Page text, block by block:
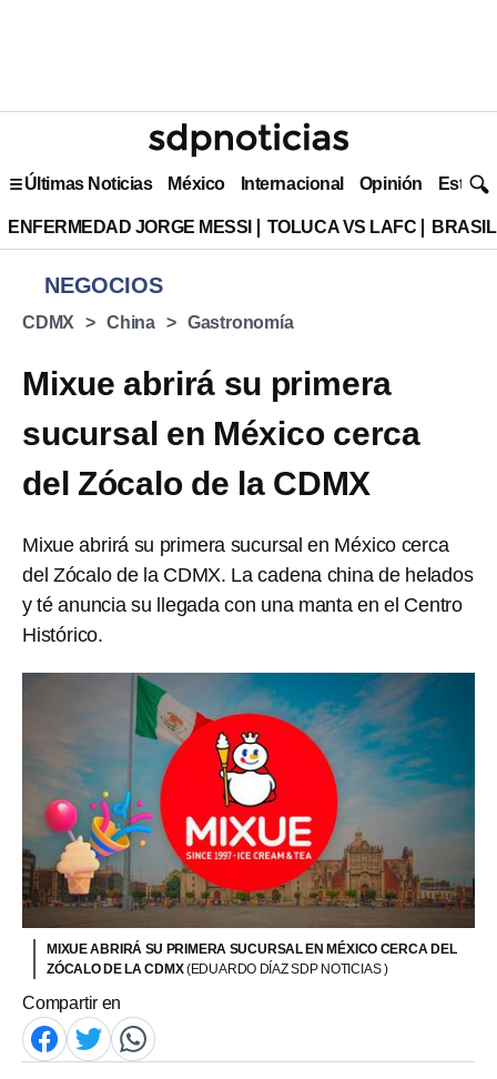
Últimas Noticias México Internacional Opinión Estilo
ENFERMEDAD JORGE MESSI TOLUCA VS LAFC
NEGOCIOS
CDMX China Gastronomía
Mixue abrirá su primera
sucursal en México cerca
del Zócalo de la CDMX
Mixue abrirá su primera sucursal en México cerca
del Zócalo de la CDMX. La cadena china de helados
y té anuncia su llegada con una manta en el Centro
Histórico.
MIXUE ABRIRÁ SU PRIMERA SUCURSAL EN MÉXICO CERCA DEL
ZÓCALO DE LA CDMX(EDUARDO DÍAZ SDP NOTICIAS )
Compartir en